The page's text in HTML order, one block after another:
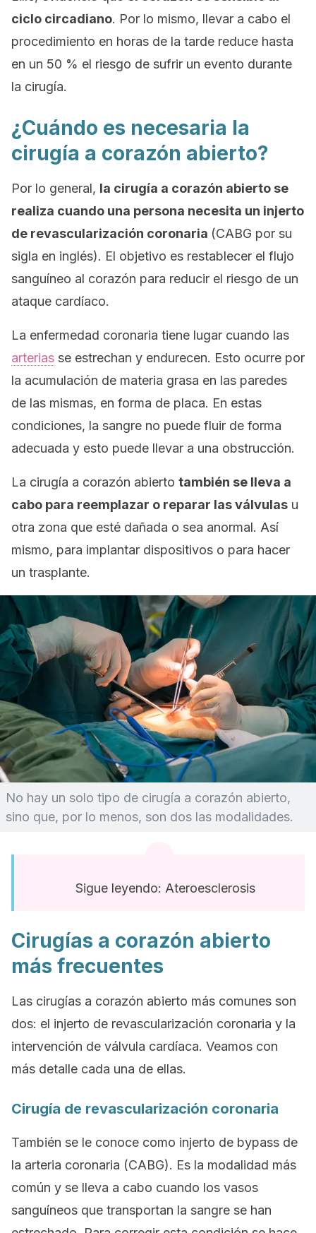
ciclo circadiano. Por lo mismo, llevar a cabo el
procedimiento en horas de la tarde reduce hasta
en un 50 % el riesgo de sufrir un evento durante
la cirugía.
¿Cuándo es necesaria la
cirugía a corazón abierto?
Por lo general, la cirugía a corazón abierto se
realiza cuando una persona necesita un injerto
de revascularización coronaria (CABG por su
sigla en inglés). El objetivo es restablecer el flujo
sanguíneo al corazón para reducir el riesgo de un
ataque cardíaco.
La enfermedad coronaria tiene lugar cuando las
arterias se estrechan y endurecen. Esto ocurre por
la acumulación de materia grasa en las paredes
de las mismas, en forma de placa. En estas
condiciones, la sangre no puede fluir de forma
adecuada y esto puede llevar a una obstrucción.
La cirugía a corazón abierto también se lleva a
cabo para reemplazar o reparar las válvulas u
otra zona que esté dañada o sea anormal. Así
mismo, para implantar dispositivos o para hacer
un trasplante.
No hay un solo tipo de cirugía a corazón abierto,
sino que, por lo menos, son dos las modalidades.
Sigue leyendo: Ateroesclerosis
Cirugías a corazón abierto
más frecuentes
Las cirugías a corazón abierto más comunes son
dos: el injerto de revascularización coronaria y la
intervención de válvula cardíaca. Veamos con
más detalle cada una de ellas.
Cirugía de revascularización coronaria
También se le conoce como injerto de bypass de
la arteria coronaria (CABG). Es la modalidad más
común y se lleva a cabo cuando los vasos
sanguíneos que transportan la sangre se han